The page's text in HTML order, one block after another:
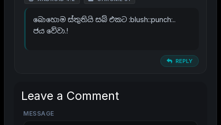
බොහොම ස්තුතියි සබ් එකට :blush::punch:..
ජය වේවා.!
REPLY
Leave a Comment
MESSAGE